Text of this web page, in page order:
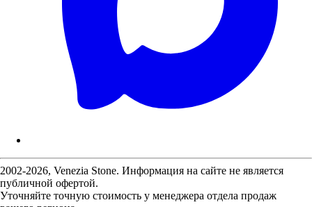
2002-2026, Venezia Stone. Информация на сайте не является
публичной офертой.
Уточняйте точную стоимость у менеджера отдела продаж